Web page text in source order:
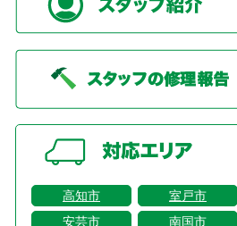
高知市
室戸市
安芸市
南国市